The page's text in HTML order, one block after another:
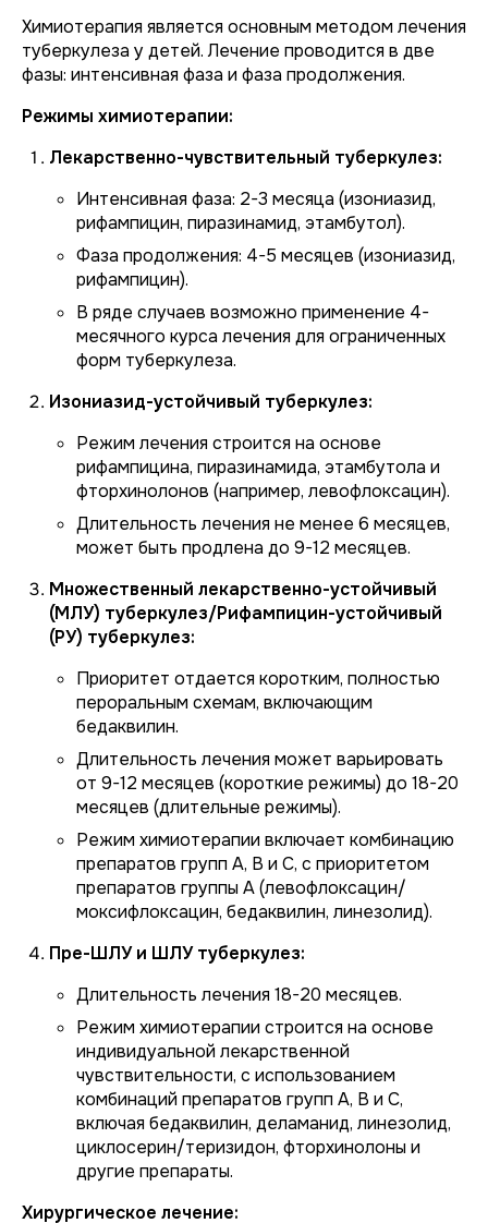
Химиотерапия является основным методом лечения
туберкулеза у детей. Лечение проводится в две
фазы: интенсивная фаза и фаза продолжения.
Режимы химиотерапии:
Лекарственно-чувствительный туберкулез:
Интенсивная фаза: 2-3 месяца (изониазид,
рифампицин, пиразинамид, этамбутол).
Фаза продолжения: 4-5 месяцев (изониазид,
рифампицин).
В ряде случаев возможно применение 4-
месячного курса лечения для ограниченных
форм туберкулеза.
Изониазид-устойчивый туберкулез:
Режим лечения строится на основе
рифампицина, пиразинамида, этамбутола и
фторхинолонов (например, левофлоксацин).
Длительность лечения не менее 6 месяцев,
может быть продлена до 9-12 месяцев.
Множественный лекарственно-устойчивый
(МЛУ) туберкулез/Рифампицин-устойчивый
(РУ) туберкулез:
Приоритет отдается коротким, полностью
пероральным схемам, включающим
бедаквилин.
Длительность лечения может варьировать
от 9-12 месяцев (короткие режимы) до 18-20
месяцев (длительные режимы).
Режим химиотерапии включает комбинацию
препаратов групп А, В и С, с приоритетом
препаратов группы А (левофлоксацин/
моксифлоксацин, бедаквилин, линезолид).
Пре-ШЛУ и ШЛУ туберкулез:
Длительность лечения 18-20 месяцев.
Режим химиотерапии строится на основе
индивидуальной лекарственной
чувствительности, с использованием
комбинаций препаратов групп А, В и С,
включая бедаквилин, деламанид, линезолид,
циклосерин/теризидон, фторхинолоны и
другие препараты.
Хирургическое лечение: